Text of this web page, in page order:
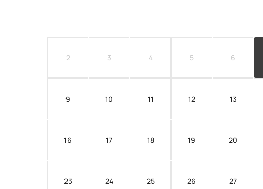
2 3 4 5 6
9 10 11 12 13
16 17 18 19 20
23 24 25 26 27